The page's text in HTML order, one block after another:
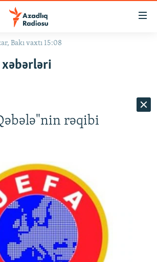
KITABXANASI
STANDARTLARIMIZ
Bakı vaxtı 15:08
rəqibi